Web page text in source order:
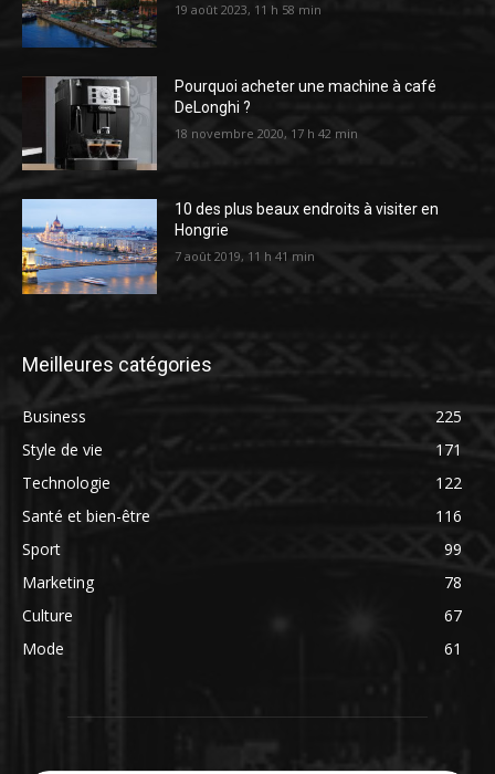
19 août 2023, 11 h 58 min
Pourquoi acheter une machine à café
DeLonghi ?
18 novembre 2020, 17 h 42 min
10 des plus beaux endroits à visiter en
Hongrie
7 août 2019, 11 h 41 min
Meilleures catégories
Business
225
Style de vie
171
Technologie
122
Santé et bien-être
116
Sport
99
Marketing
78
Culture
67
Mode
61